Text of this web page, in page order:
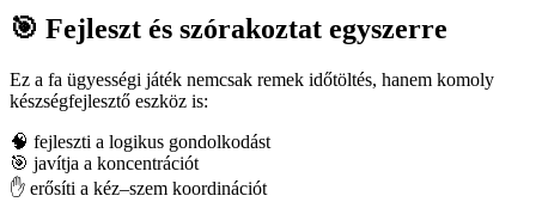
🎯 Fejleszt és szórakoztat egyszerre
Ez a fa ügyességi játék nemcsak remek időtöltés, hanem komoly
készségfejlesztő eszköz is:
🧠 fejleszti a logikus gondolkodást
🎯 javítja a koncentrációt
✋ erősíti a kéz–szem koordinációt